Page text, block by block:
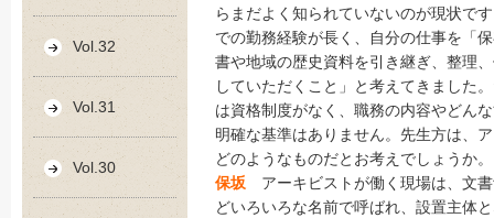
Vol.32
Vol.31
Vol.30
らまだよく知られていないのが現状で
での勤務経験が長く、自分の仕事を「
書や地域の歴史資料を引き継ぎ、整理
していただくこと」と考えてきました
は資格制度がなく、職務の内容やどん
明確な基準はありません。先生方は、
どのようなものだとお考えでしょうか。
保坂 アーキビストが働く現場は、文
どいろいろな名前で呼ばれ、設置主体